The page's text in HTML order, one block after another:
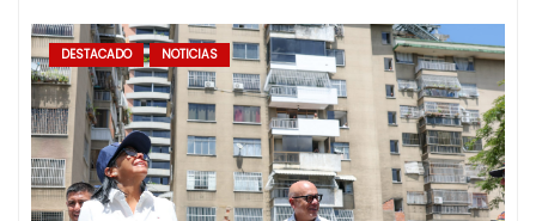
DESTACADO NOTICIAS